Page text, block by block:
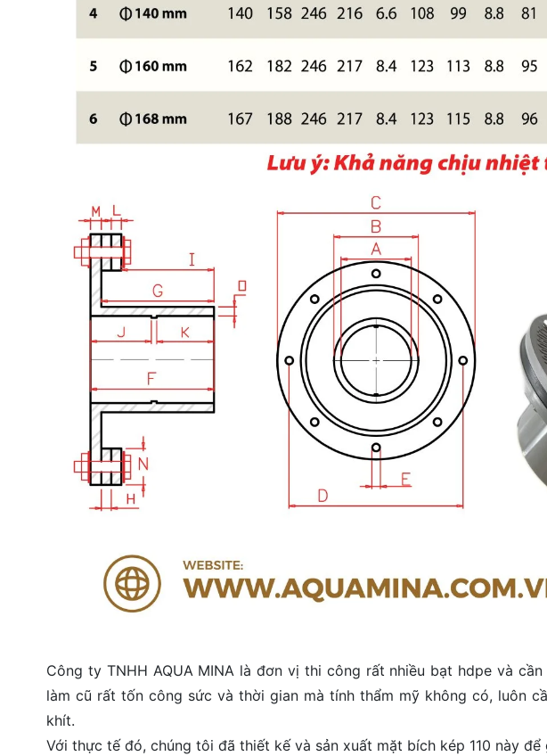
Công ty TNHH AQUA MINA là đơn vị thi công rất nhiều bạt hdpe và
làm cũ rất tốn công sức và thời gian mà tính thẩm mỹ không có, luôn
khít.
Với thực tế đó, chúng tôi đã thiết kế và sản xuất mặt bích kép 110 này